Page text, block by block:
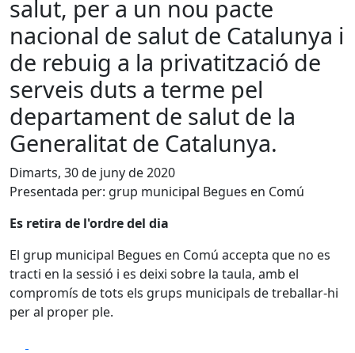
salut, per a un nou pacte
nacional de salut de Catalunya i
de rebuig a la privatització de
serveis duts a terme pel
departament de salut de la
Generalitat de Catalunya.
Dimarts, 30 de juny de 2020
Presentada per: grup municipal Begues en Comú
Es retira de l'ordre del dia
El grup municipal Begues en Comú accepta que no es
tracti en la sessió i es deixi sobre la taula, amb el
compromís de tots els grups municipals de treballar-hi
per al proper ple.